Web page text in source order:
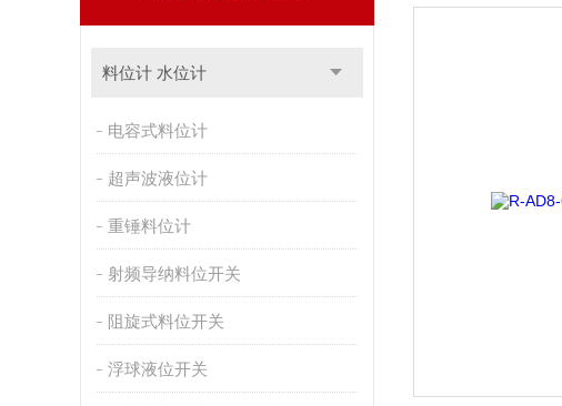
料位计 水位计
电容式料位计
超声波液位计
重锤料位计
射频导纳料位开关
阻旋式料位开关
浮球液位开关